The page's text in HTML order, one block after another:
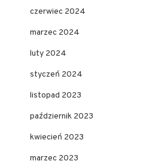
czerwiec 2024
marzec 2024
luty 2024
styczeń 2024
listopad 2023
październik 2023
kwiecień 2023
marzec 2023